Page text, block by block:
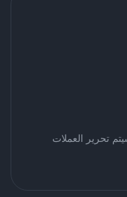
تحرير العملات